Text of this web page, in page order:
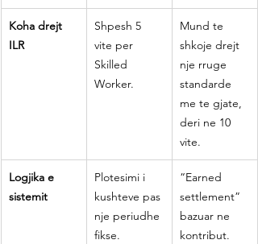
Koha drejt
ILR
Shpesh 5
vite per
Skilled
Worker.
Mund te
shkoje drejt
nje rruge
standarde
me te gjate,
deri ne 10
vite.
Logjika e
sistemit
Plotesimi i
kushteve pas
nje periudhe
fikse.
“Earned
settlement”
bazuar ne
kontribut.